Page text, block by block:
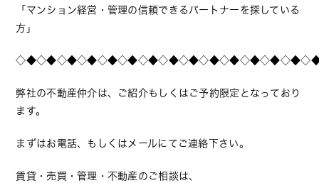
「マンション経営・管理の信頼できるパートナーを探している
方」
弊社の不動産仲介は、ご紹介もしくはご予約限定となっており
ます。
まずはお電話、もしくはメールにてご連絡下さい。
賃貸・売買・管理・不動産のご相談は、